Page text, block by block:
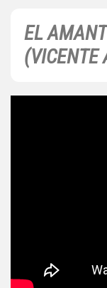
EL
(VICENTE